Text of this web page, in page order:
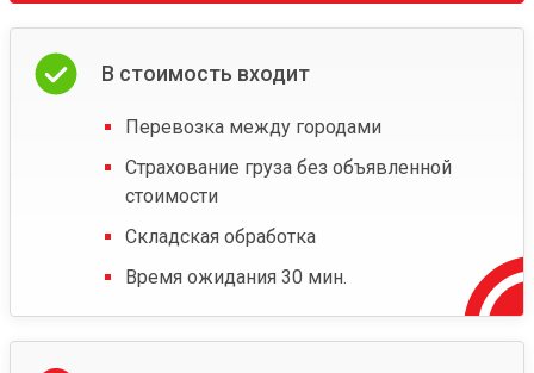
В стоимость входит
Перевозка между городами
Страхование груза без объявленной
стоимости
Складская обработка
Время ожидания 30 мин.